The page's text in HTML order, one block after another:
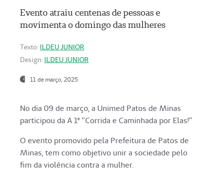
Evento atraiu centenas de pessoas e
movimenta o domingo das mulheres
Texto: ILDEU JUNIOR
Design: ILDEU JUNIOR
11 de março, 2025
No dia 09 de março, a Unimed Patos de Minas
participou da A 1ª “Corrida e Caminhada por Elas!”
O evento promovido pela Prefeitura de Patos de
Minas, tem como objetivo unir a sociedade pelo
fim da violência contra a mulher.